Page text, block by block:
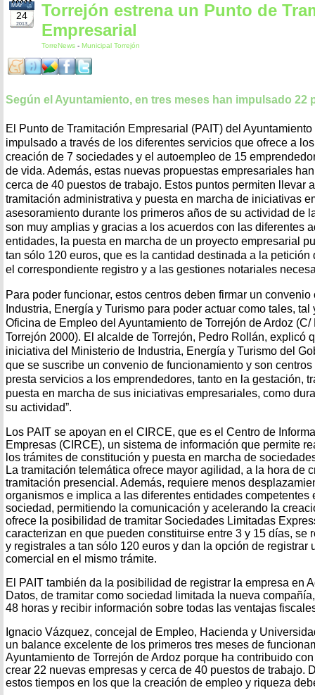
24
MAY
2013
Torrejón estrena un Punto de
Empresarial
TorreNews - Municipal Torrejón
Según el Ayuntamiento, en tres meses han impulsado 22
El Punto de Tramitación Empresarial (PAIT) del
impulsado a través de los diferentes servicios que ofrece a
creación de 7 sociedades y el autoempleo de 15
de vida. Además, estas nuevas propuestas empresariales
cerca de 40 puestos de trabajo. Estos puntos permiten llevar
tramitación administrativa y puesta en marcha de iniciativas
asesoramiento durante los primeros años de su actividad de
son muy amplias y gracias a los acuerdos con las diferentes
entidades, la puesta en marcha de un proyecto empresarial
tan sólo 120 euros, que es la cantidad destinada a la petición
el correspondiente registro y a las gestiones notariales
Para poder funcionar, estos centros deben firmar un
Industria, Energía y Turismo para poder actuar como tales,
Oficina de Empleo del Ayuntamiento de Torrejón de Ardoz
Torrejón 2000). El alcalde de Torrejón, Pedro Rollán, explicó
iniciativa del Ministerio de Industria, Energía y Turismo del
que se suscribe un convenio de funcionamiento y son
presta servicios a los emprendedores, tanto en la gestación,
puesta en marcha de sus iniciativas empresariales, como
su actividad”.
Los PAIT se apoyan en el CIRCE, que es el Centro de
Empresas (CIRCE), un sistema de información que permite
los trámites de constitución y puesta en marcha de
La tramitación telemática ofrece mayor agilidad, a la hora de
tramitación presencial. Además, requiere menos
organismos e implica a las diferentes entidades competentes
sociedad, permitiendo la comunicación y acelerando la
ofrece la posibilidad de tramitar Sociedades Limitadas
caracterizan en que pueden constituirse entre 3 y 15 días, se
y registrales a tan sólo 120 euros y dan la opción de registrar
comercial en el mismo trámite.
El PAIT también da la posibilidad de registrar la empresa en
Datos, de tramitar como sociedad limitada la nueva
48 horas y recibir información sobre todas las ventajas
Ignacio Vázquez, concejal de Empleo, Hacienda y
un balance excelente de los primeros tres meses de
Ayuntamiento de Torrejón de Ardoz porque ha contribuido
crear 22 nuevas empresas y cerca de 40 puestos de trabajo.
estos tiempos en los que la creación de empleo y riqueza